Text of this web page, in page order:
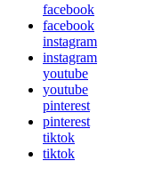
facebook
facebook
instagram
instagram
youtube
youtube
pinterest
pinterest
tiktok
tiktok